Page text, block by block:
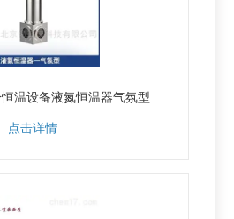
温设备液氮恒温器气氛型
点击详情